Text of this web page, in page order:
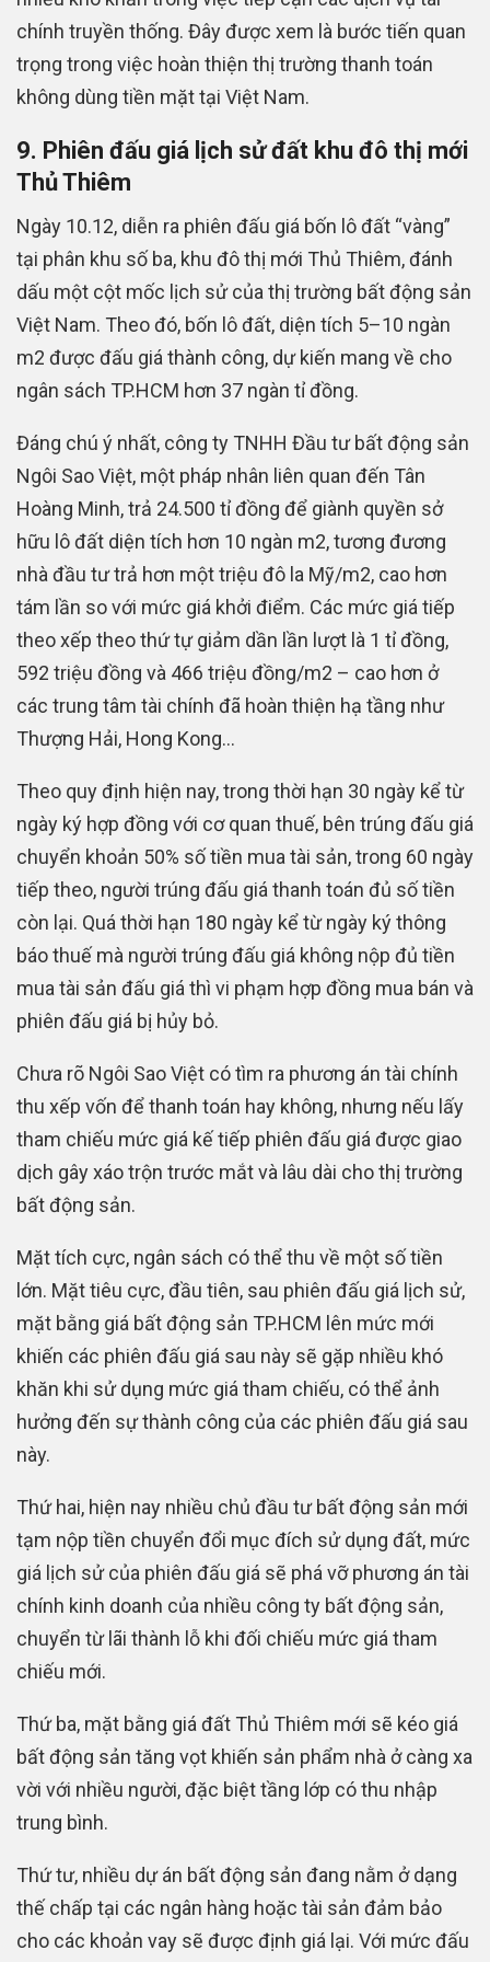
chính truyền thống. Đây được xem là bước tiến quan
trọng trong việc hoàn thiện thị trường thanh toán
không dùng tiền mặt tại Việt Nam.
9. Phiên đấu giá lịch sử đất khu đô thị mới
Thủ Thiêm
Ngày 10.12, diễn ra phiên đấu giá bốn lô đất “vàng”
tại phân khu số ba, khu đô thị mới Thủ Thiêm, đánh
dấu một cột mốc lịch sử của thị trường bất động sản
Việt Nam. Theo đó, bốn lô đất, diện tích 5–10 ngàn
m2 được đấu giá thành công, dự kiến mang về cho
ngân sách TP.HCM hơn 37 ngàn tỉ đồng.
Đáng chú ý nhất, công ty TNHH Đầu tư bất động sản
Ngôi Sao Việt, một pháp nhân liên quan đến Tân
Hoàng Minh, trả 24.500 tỉ đồng để giành quyền sở
hữu lô đất diện tích hơn 10 ngàn m2, tương đương
nhà đầu tư trả hơn một triệu đô la Mỹ/m2, cao hơn
tám lần so với mức giá khởi điểm. Các mức giá tiếp
theo xếp theo thứ tự giảm dần lần lượt là 1 tỉ đồng,
592 triệu đồng và 466 triệu đồng/m2 – cao hơn ở
các trung tâm tài chính đã hoàn thiện hạ tầng như
Thượng Hải, Hong Kong…
Theo quy định hiện nay, trong thời hạn 30 ngày kể từ
ngày ký hợp đồng với cơ quan thuế, bên trúng đấu giá
chuyển khoản 50% số tiền mua tài sản, trong 60 ngày
tiếp theo, người trúng đấu giá thanh toán đủ số tiền
còn lại. Quá thời hạn 180 ngày kể từ ngày ký thông
báo thuế mà người trúng đấu giá không nộp đủ tiền
mua tài sản đấu giá thì vi phạm hợp đồng mua bán và
phiên đấu giá bị hủy bỏ.
Chưa rõ Ngôi Sao Việt có tìm ra phương án tài chính
thu xếp vốn để thanh toán hay không, nhưng nếu lấy
tham chiếu mức giá kế tiếp phiên đấu giá được giao
dịch gây xáo trộn trước mắt và lâu dài cho thị trường
bất động sản.
Mặt tích cực, ngân sách có thể thu về một số tiền
lớn. Mặt tiêu cực, đầu tiên, sau phiên đấu giá lịch sử,
mặt bằng giá bất động sản TP.HCM lên mức mới
khiến các phiên đấu giá sau này sẽ gặp nhiều khó
khăn khi sử dụng mức giá tham chiếu, có thể ảnh
hưởng đến sự thành công của các phiên đấu giá sau
này.
Thứ hai, hiện nay nhiều chủ đầu tư bất động sản mới
tạm nộp tiền chuyển đổi mục đích sử dụng đất, mức
giá lịch sử của phiên đấu giá sẽ phá vỡ phương án tài
chính kinh doanh của nhiều công ty bất động sản,
chuyển từ lãi thành lỗ khi đối chiếu mức giá tham
chiếu mới.
Thứ ba, mặt bằng giá đất Thủ Thiêm mới sẽ kéo giá
bất động sản tăng vọt khiến sản phẩm nhà ở càng xa
vời với nhiều người, đặc biệt tầng lớp có thu nhập
trung bình.
Thứ tư, nhiều dự án bất động sản đang nằm ở dạng
thế chấp tại các ngân hàng hoặc tài sản đảm bảo
cho các khoản vay sẽ được định giá lại. Với mức đấu